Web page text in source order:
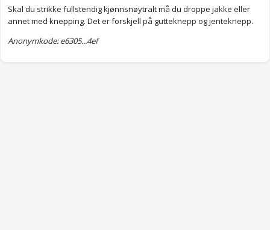
Skal du strikke fullstendig kjønnsnøytralt må du droppe jakke eller
annet med knepping. Det er forskjell på gutteknepp og jenteknepp.
Anonymkode: e6305...4ef